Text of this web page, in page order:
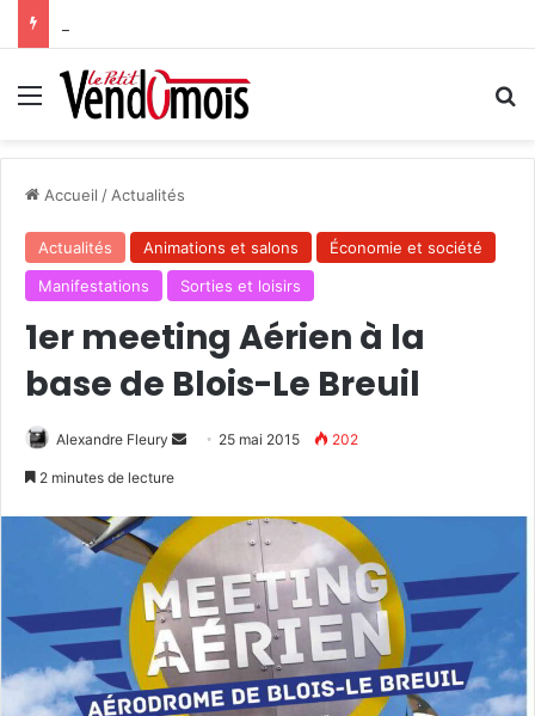
Menu
Accueil / Actualités
Actualités Animations et salons
Économie et société
Manifestations
Sorties et loisirs
1er meeting Aérien à la
base de Blois-Le Breuil
Alexandre Fleury
o
y
e
r
u
n
c
25 mai 2015 202
2 minutes de lecture